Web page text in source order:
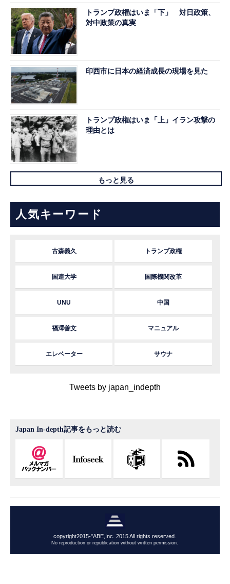
トランプ政権はいま「下」 対日政策、
対中政策の真実
印西市に日本の経済成長の現場を見た
トランプ政権はいま「上」イラン攻撃の
理由とは
もっと見る
人気キーワード
古森義久 トランプ政権
国連大学 国際機関改革
UNU 中国
福澤善文 マニュアル
エレベーター サウナ
Tweets by japan_indepth
Japan In-depth記事をもっと読む
copyright2015-"ABE,Inc. 2015 All rights reserved.
No reproduction or republication without written permission.